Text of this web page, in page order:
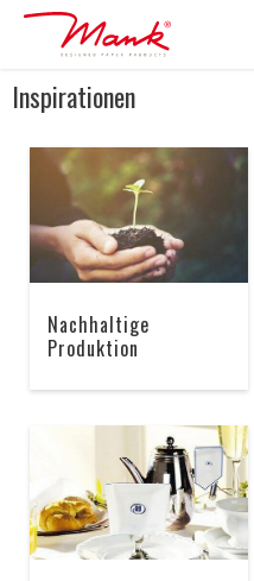
Inspirationen
Nachhaltige
Produktion